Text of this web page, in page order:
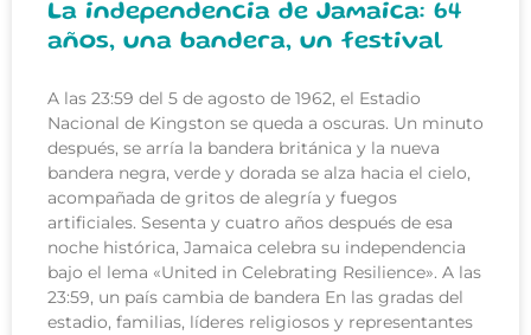
La independencia de Jamaica: 64
años, una bandera, un festival
A las 23:59 del 5 de agosto de 1962, el Estadio
Nacional de Kingston se queda a oscuras. Un minuto
después, se arría la bandera británica y la nueva
bandera negra, verde y dorada se alza hacia el cielo,
acompañada de gritos de alegría y fuegos
artificiales. Sesenta y cuatro años después de esa
noche histórica, Jamaica celebra su independencia
bajo el lema «United in Celebrating Resilience». A las
23:59, un país cambia de bandera En las gradas del
estadio, familias, líderes religiosos y representantes